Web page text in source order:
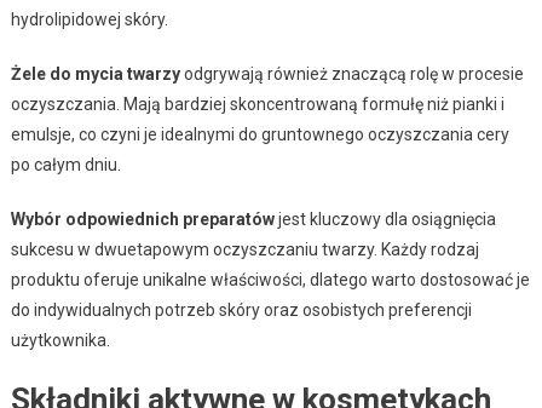
hydrolipidowej skóry.
Żele do mycia twarzyodgrywają również znaczącą rolę w procesie
oczyszczania. Mają bardziej skoncentrowaną formułę niż pianki i
emulsje, co czyni je idealnymi do gruntownego oczyszczania cery
po całym dniu.
Wybór odpowiednich preparatówjest kluczowy dla osiągnięcia
sukcesu w dwuetapowym oczyszczaniu twarzy. Każdy rodzaj
produktu oferuje unikalne właściwości, dlatego warto dostosować je
do indywidualnych potrzeb skóry oraz osobistych preferencji
użytkownika.
Składniki aktywne w kosmetykach